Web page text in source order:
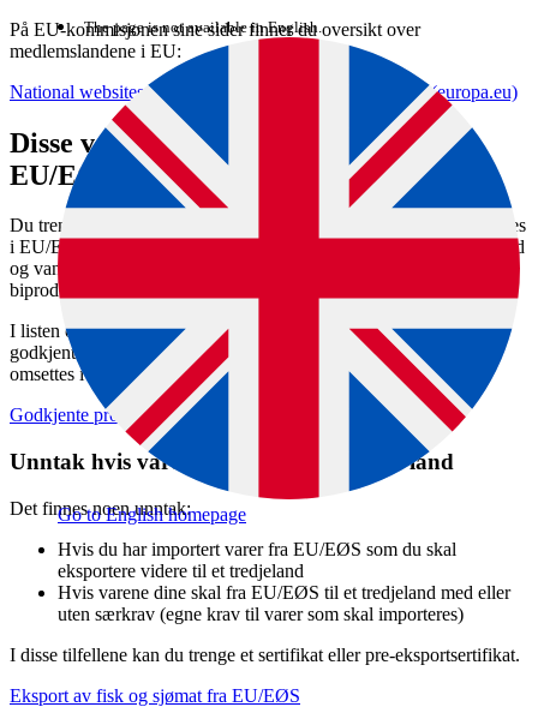
The page is not available in English.
Go to English homepage
På EU-kommisjonen sine sider finner du oversikt over
medlemslandene i EU:
National websites with lists of approved establishments (europa.eu)
Disse varene trenger ikke sertifikat i
EU/EØS
Du trenger ikke sertifikat for følgende mat og drikke som skal selges
i EU/EØS: fisk, sjømat, meieri-, kjøtt- og eggprodukter, kosttilskudd
og vann på flaske. Du trenger heller ikke sertifikat for animalske
biprodukter eller fôr.
I listen over godkjente virksomheter finner du produsenter som er
godkjent av Mattilsynet. Varer fra godkjente produsenter kan fritt
omsettes i EU/EØS:
Godkjente produkter og virksomheter
Unntak hvis varene skal videre til andre land
Det finnes noen unntak:
Hvis du har importert varer fra EU/EØS som du skal
eksportere videre til et tredjeland
Hvis varene dine skal fra EU/EØS til et tredjeland med eller
uten særkrav (egne krav til varer som skal importeres)
I disse tilfellene kan du trenge et sertifikat eller pre-eksportsertifikat.
Eksport av fisk og sjømat fra EU/EØS